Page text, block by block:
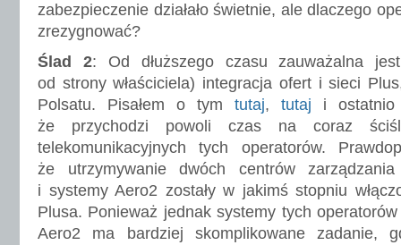
zabezpieczenie działało świetnie, ale dlaczego
zrezygnować?
Ślad 2: Od dłuższego czasu zauważalna
od strony właściciela) integracja ofert i sieci
Polsatu. Pisałem o tym tutaj, tutaj i
że przychodzi powoli czas na coraz
telekomunikacyjnych tych operatorów.
że utrzymywanie dwóch centrów
i systemy Aero2 zostały w jakimś stopniu
Plusa. Ponieważ jednak systemy tych
Aero2 ma bardziej skomplikowane zadanie,